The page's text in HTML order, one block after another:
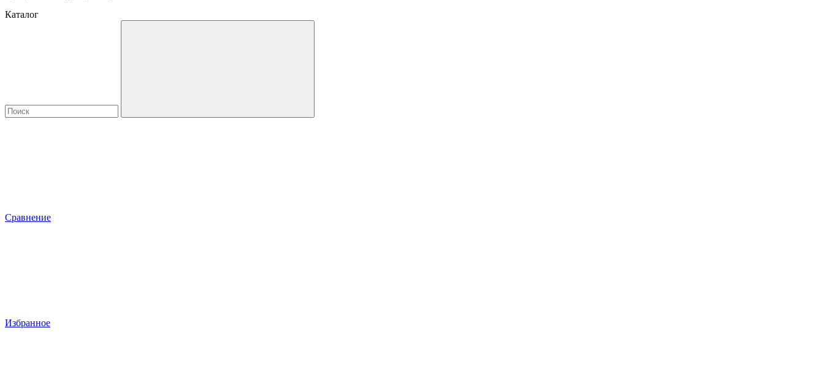
Каталог
Сравнение
Избранное